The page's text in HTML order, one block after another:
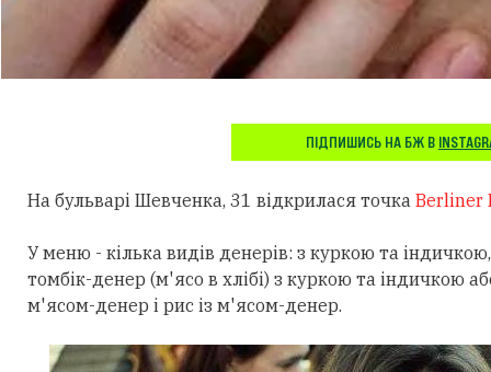
ПІДПИШИСЬ НА БЖ В
На бульварі Шевченка, 31 відкрилася точка Berliner
У меню - кілька видів денерів: з куркою та
томбік-денер (м'ясо в хлібі) з куркою та індичкою
м'ясом-денер і рис із м'ясом-денер.